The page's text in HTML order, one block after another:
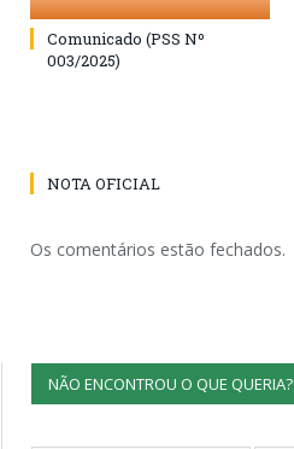
Comunicado (PSS Nº
003/2025)
NOTA OFICIAL
Os comentários estão fechados.
NÃO ENCONTROU O QUE QUERIA?